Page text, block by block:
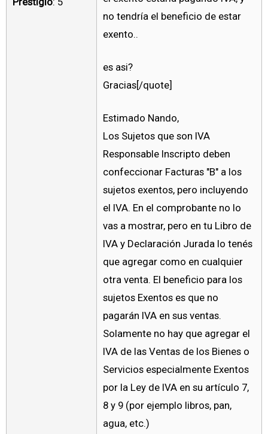
no tendría el beneficio de estar
exento..
es asi?
Gracias[/quote]
Estimado Nando,
Los Sujetos que son IVA
Responsable Inscripto deben
confeccionar Facturas "B" a los
sujetos exentos, pero incluyendo
el IVA. En el comprobante no lo
vas a mostrar, pero en tu Libro de
IVA y Declaración Jurada lo tenés
que agregar como en cualquier
otra venta. El beneficio para los
sujetos Exentos es que no
pagarán IVA en sus ventas.
Solamente no hay que agregar el
IVA de las Ventas de los Bienes o
Servicios especialmente Exentos
por la Ley de IVA en su artículo 7,
8 y 9 (por ejemplo libros, pan,
agua, etc.)